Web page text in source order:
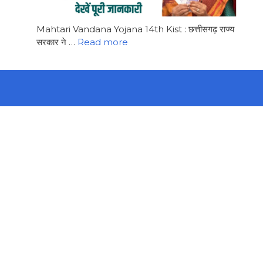
Mahtari Vandana Yojana 14th Kist : छत्तीसगढ़ राज्य
सरकार ने … Read more